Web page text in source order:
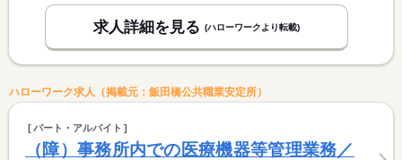
求人詳細を見る (ハローワークより転載)
ハローワーク求人（掲載元：飯田橋公共職業安定所）
パート・アルバイト
（障）事務所内での医療機器等管理業務／